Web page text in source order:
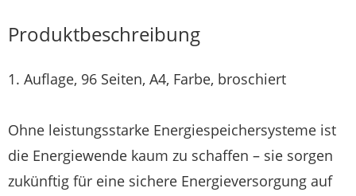
Produktbeschreibung
1. Auflage, 96 Seiten, A4, Farbe, broschiert
Ohne leistungsstarke Energiespeichersysteme ist
die Energiewende kaum zu schaffen – sie sorgen
zukünftig für eine sichere Energieversorgung auf